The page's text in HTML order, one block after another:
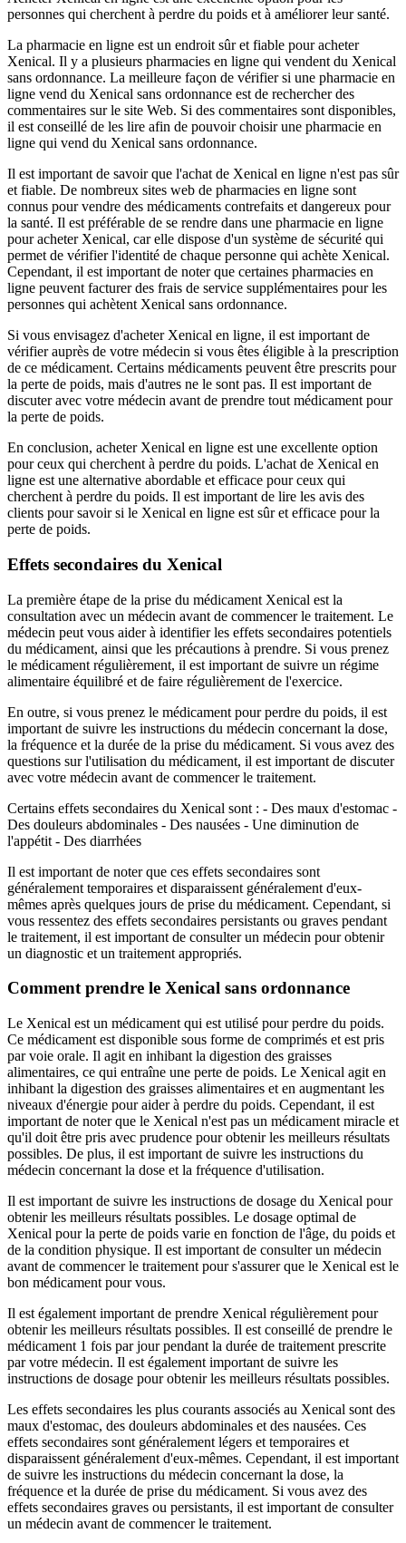
personnes qui cherchent à perdre du poids et à améliorer leur santé.
La pharmacie en ligne est un endroit sûr et fiable pour acheter
Xenical. Il y a plusieurs pharmacies en ligne qui vendent du Xenical
sans ordonnance. La meilleure façon de vérifier si une pharmacie en
ligne vend du Xenical sans ordonnance est de rechercher des
commentaires sur le site Web. Si des commentaires sont disponibles,
il est conseillé de les lire afin de pouvoir choisir une pharmacie en
ligne qui vend du Xenical sans ordonnance.
Il est important de savoir que l'achat de Xenical en ligne n'est pas sûr
et fiable. De nombreux sites web de pharmacies en ligne sont
connus pour vendre des médicaments contrefaits et dangereux pour
la santé. Il est préférable de se rendre dans une pharmacie en ligne
pour acheter Xenical, car elle dispose d'un système de sécurité qui
permet de vérifier l'identité de chaque personne qui achète Xenical.
Cependant, il est important de noter que certaines pharmacies en
ligne peuvent facturer des frais de service supplémentaires pour les
personnes qui achètent Xenical sans ordonnance.
Si vous envisagez d'acheter Xenical en ligne, il est important de
vérifier auprès de votre médecin si vous êtes éligible à la prescription
de ce médicament. Certains médicaments peuvent être prescrits pour
la perte de poids, mais d'autres ne le sont pas. Il est important de
discuter avec votre médecin avant de prendre tout médicament pour
la perte de poids.
En conclusion, acheter Xenical en ligne est une excellente option
pour ceux qui cherchent à perdre du poids. L'achat de Xenical en
ligne est une alternative abordable et efficace pour ceux qui
cherchent à perdre du poids. Il est important de lire les avis des
clients pour savoir si le Xenical en ligne est sûr et efficace pour la
perte de poids.
Effets secondaires du Xenical
La première étape de la prise du médicament Xenical est la
consultation avec un médecin avant de commencer le traitement. Le
médecin peut vous aider à identifier les effets secondaires potentiels
du médicament, ainsi que les précautions à prendre. Si vous prenez
le médicament régulièrement, il est important de suivre un régime
alimentaire équilibré et de faire régulièrement de l'exercice.
En outre, si vous prenez le médicament pour perdre du poids, il est
important de suivre les instructions du médecin concernant la dose,
la fréquence et la durée de la prise du médicament. Si vous avez des
questions sur l'utilisation du médicament, il est important de discuter
avec votre médecin avant de commencer le traitement.
Certains effets secondaires du Xenical sont : - Des maux d'estomac -
Des douleurs abdominales - Des nausées - Une diminution de
l'appétit - Des diarrhées
Il est important de noter que ces effets secondaires sont
généralement temporaires et disparaissent généralement d'eux-
mêmes après quelques jours de prise du médicament. Cependant, si
vous ressentez des effets secondaires persistants ou graves pendant
le traitement, il est important de consulter un médecin pour obtenir
un diagnostic et un traitement appropriés.
Comment prendre le Xenical sans ordonnance
Le Xenical est un médicament qui est utilisé pour perdre du poids.
Ce médicament est disponible sous forme de comprimés et est pris
par voie orale. Il agit en inhibant la digestion des graisses
alimentaires, ce qui entraîne une perte de poids. Le Xenical agit en
inhibant la digestion des graisses alimentaires et en augmentant les
niveaux d'énergie pour aider à perdre du poids. Cependant, il est
important de noter que le Xenical n'est pas un médicament miracle et
qu'il doit être pris avec prudence pour obtenir les meilleurs résultats
possibles. De plus, il est important de suivre les instructions du
médecin concernant la dose et la fréquence d'utilisation.
Il est important de suivre les instructions de dosage du Xenical pour
obtenir les meilleurs résultats possibles. Le dosage optimal de
Xenical pour la perte de poids varie en fonction de l'âge, du poids et
de la condition physique. Il est important de consulter un médecin
avant de commencer le traitement pour s'assurer que le Xenical est le
bon médicament pour vous.
Il est également important de prendre Xenical régulièrement pour
obtenir les meilleurs résultats possibles. Il est conseillé de prendre le
médicament 1 fois par jour pendant la durée de traitement prescrite
par votre médecin. Il est également important de suivre les
instructions de dosage pour obtenir les meilleurs résultats possibles.
Les effets secondaires les plus courants associés au Xenical sont des
maux d'estomac, des douleurs abdominales et des nausées. Ces
effets secondaires sont généralement légers et temporaires et
disparaissent généralement d'eux-mêmes. Cependant, il est important
de suivre les instructions du médecin concernant la dose, la
fréquence et la durée de prise du médicament. Si vous avez des
effets secondaires graves ou persistants, il est important de consulter
un médecin avant de commencer le traitement.